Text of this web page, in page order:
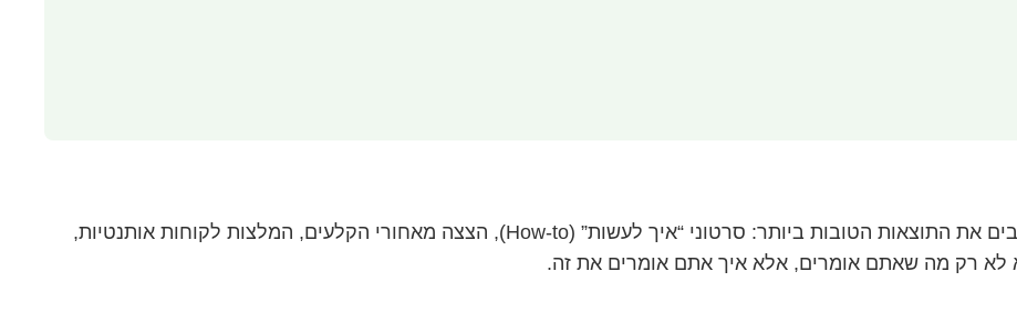
מהניסיון שלנו בטופה, ראינו שסוגי התוכן הבאים מניבים את התוצאות הטובות ביותר: סרטוני “איך לעשות” (How-to), הצצה מאחורי הקלעים, המלצות לקוחות אותנטיות,
לא רק מה שאתם אומרים, אלא איך אתם אומרים את זה.